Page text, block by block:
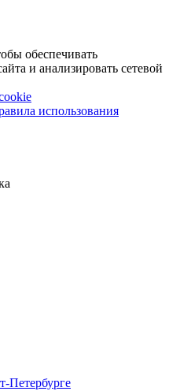
обеспечивать
и анализировать сетевой
использования
Петербурге